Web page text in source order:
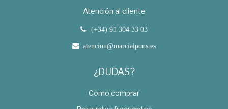
Atención al cliente
(+34) 91 304 33 03
atencion@marcialpons.es
¿DUDAS?
Como comprar